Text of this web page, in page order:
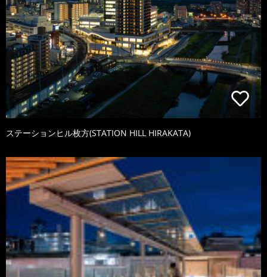
ステーションヒル枚方(STATION HILL HIRAKATA)